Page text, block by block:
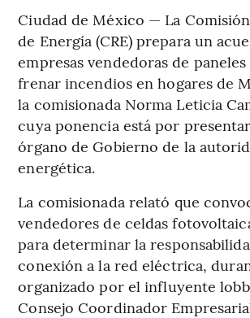
Ciudad de México — La
de Energía (CRE) prepara un
empresas vendedoras de
frenar incendios en hogares de
la comisionada Norma Leticia
cuya ponencia está por
órgano de Gobierno de la
energética.
La comisionada relató que
vendedores de celdas
para determinar la
conexión a la red eléctrica,
organizado por el influyente
Consejo Coordinador